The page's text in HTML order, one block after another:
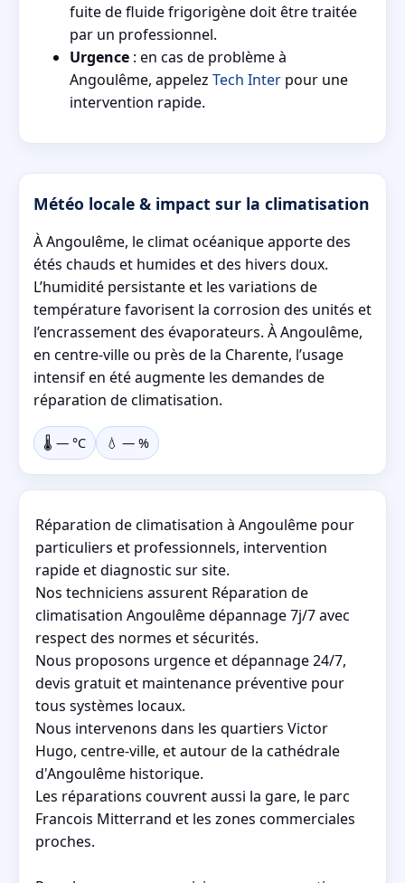
fuite de fluide frigorigène doit être traitée
par un professionnel.
Urgence : en cas de problème à
Angoulême, appelez Tech Inter pour une
intervention rapide.
Météo locale & impact sur la climatisation
À Angoulême, le climat océanique apporte des
étés chauds et humides et des hivers doux.
L’humidité persistante et les variations de
température favorisent la corrosion des unités et
l’encrassement des évaporateurs. À Angoulême,
en centre-ville ou près de la Charente, l’usage
intensif en été augmente les demandes de
réparation de climatisation.
🌡️ — °C 💧 — %
Réparation de climatisation à Angoulême pour
particuliers et professionnels, intervention
rapide et diagnostic sur site.
Nos techniciens assurent Réparation de
climatisation Angoulême dépannage 7j/7 avec
respect des normes et sécurités.
Nous proposons urgence et dépannage 24/7,
devis gratuit et maintenance préventive pour
tous systèmes locaux.
Nous intervenons dans les quartiers Victor
Hugo, centre-ville, et autour de la cathédrale
d'Angoulême historique.
Les réparations couvrent aussi la gare, le parc
Francois Mitterrand et les zones commerciales
proches.